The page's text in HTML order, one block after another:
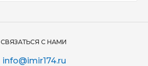
СВЯЗАТЬСЯ С НАМИ
info@imir174.ru